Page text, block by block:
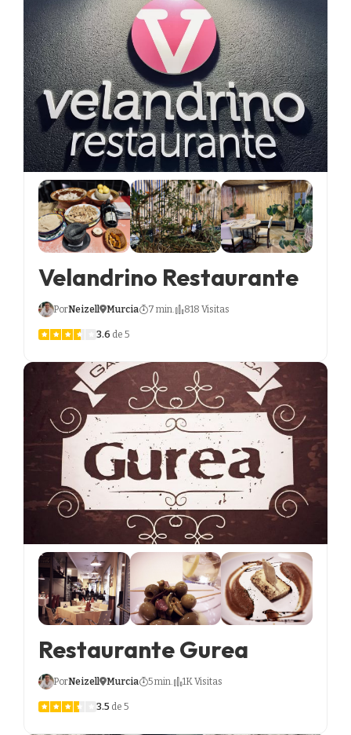
Velandrino Restaurante
PorNeizell Murcia 7 min. 818 Visitas
3.6 de 5
Restaurante Gurea
PorNeizell Murcia 5 min. 1K Visitas
3.5 de 5